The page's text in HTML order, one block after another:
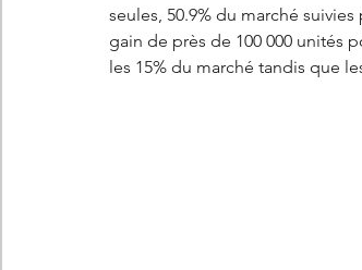
seules, 50.9% du marché
gain de près de 100 000 unités
les 15% du marché tandis que